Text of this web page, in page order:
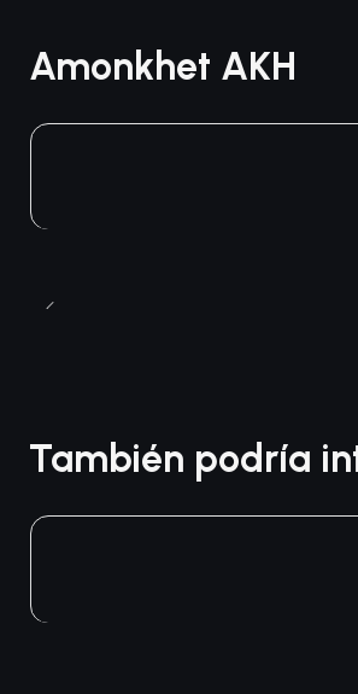
Amonkhet AKH
También podría